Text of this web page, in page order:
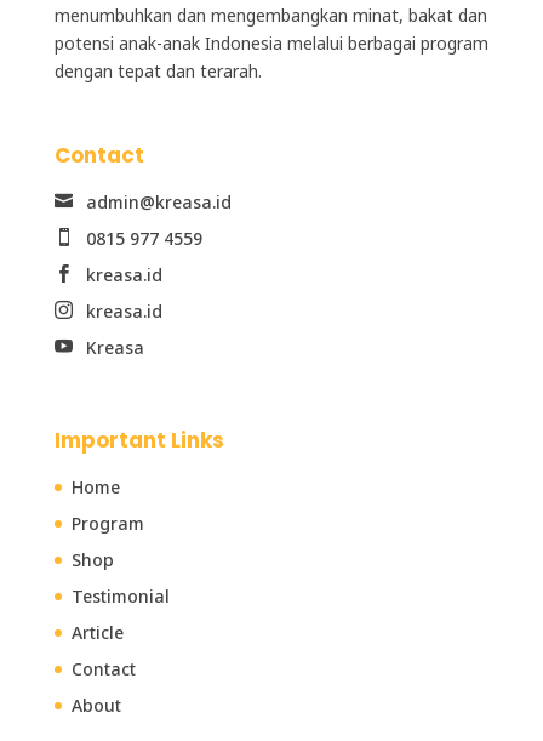
menumbuhkan dan mengembangkan minat, bakat dan
potensi anak-anak Indonesia melalui berbagai program
dengan tepat dan terarah.
Contact
 admin@kreasa.id
 0815 977 4559
 kreasa.id
 kreasa.id
 Kreasa
Important Links
Home
Program
Shop
Testimonial
Article
Contact
About